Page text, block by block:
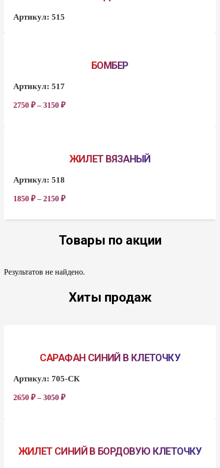
Артикул:515
БОМБЕР
Артикул:517
2750₽–3150₽
ЖИЛЕТ ВЯЗАНЫЙ
Артикул:518
1850₽–2150₽
Товары по акции
Результатов не найдено.
Хиты продаж
САРАФАН СИНИЙ В КЛЕТОЧКУ
Артикул: 705-СК
2650₽–3050₽
ЖИЛЕТ СИНИЙ В БОРДОВУЮ КЛЕТОЧКУ